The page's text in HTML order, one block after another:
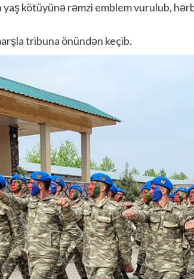
kötüyünə rəmzi emblem vurulub,
tribuna önündən keçib.